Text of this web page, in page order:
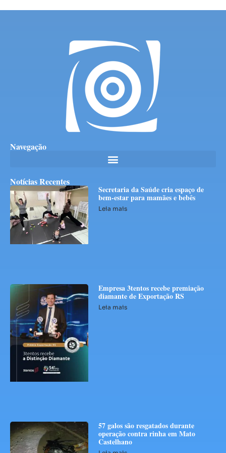
Navegação
Notícias Recentes
Secretaria da Saúde cria espaço de
bem-estar para mamães e bebês
Leia mais
Empresa 3tentos recebe premiação
diamante de Exportação RS
Leia mais
57 galos são resgatados durante
operação contra rinha em Mato
Castelhano